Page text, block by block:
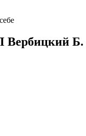
Вербицкий Б.